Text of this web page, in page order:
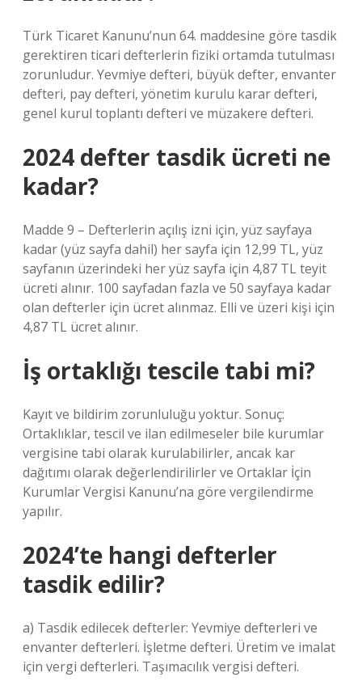
Türk Ticaret Kanunu’nun 64. maddesine göre tasdik
gerektiren ticari defterlerin fiziki ortamda tutulması
zorunludur. Yevmiye defteri, büyük defter, envanter
defteri, pay defteri, yönetim kurulu karar defteri,
genel kurul toplantı defteri ve müzakere defteri.
2024 defter tasdik ücreti ne
kadar?
Madde 9 – Defterlerin açılış izni için, yüz sayfaya
kadar (yüz sayfa dahil) her sayfa için 12,99 TL, yüz
sayfanın üzerindeki her yüz sayfa için 4,87 TL teyit
ücreti alınır. 100 sayfadan fazla ve 50 sayfaya kadar
olan defterler için ücret alınmaz. Elli ve üzeri kişi için
4,87 TL ücret alınır.
İş ortaklığı tescile tabi mi?
Kayıt ve bildirim zorunluluğu yoktur. Sonuç:
Ortaklıklar, tescil ve ilan edilmeseler bile kurumlar
vergisine tabi olarak kurulabilirler, ancak kar
dağıtımı olarak değerlendirilirler ve Ortaklar İçin
Kurumlar Vergisi Kanunu’na göre vergilendirme
yapılır.
2024’te hangi defterler
tasdik edilir?
a) Tasdik edilecek defterler: Yevmiye defterleri ve
envanter defterleri. İşletme defteri. Üretim ve imalat
için vergi defterleri. Taşımacılık vergisi defteri.